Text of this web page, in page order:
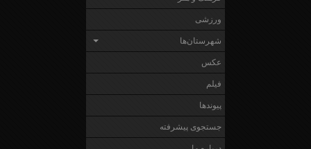
ورزشی
شهرستان‌ها
عکس
فیلم
پیوندها
جستجوی پیشرفته